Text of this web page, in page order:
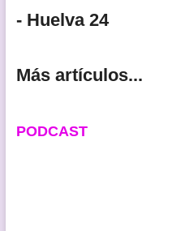
- Huelva 24
Más artículos...
PODCAST